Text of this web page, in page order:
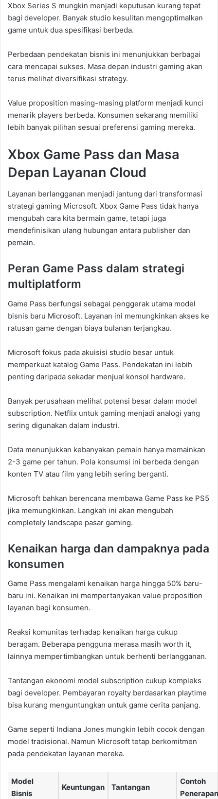
Xbox Series S mungkin menjadi keputusan kurang tepat
bagi developer. Banyak studio kesulitan mengoptimalkan
game untuk dua spesifikasi berbeda.
Perbedaan pendekatan bisnis ini menunjukkan berbagai
cara mencapai sukses. Masa depan industri gaming akan
terus melihat diversifikasi strategy.
Value proposition masing-masing platform menjadi kunci
menarik players berbeda. Konsumen sekarang memiliki
lebih banyak pilihan sesuai preferensi gaming mereka.
Xbox Game Pass dan Masa
Depan Layanan Cloud
Layanan berlangganan menjadi jantung dari transformasi
strategi gaming Microsoft. Xbox Game Pass tidak hanya
mengubah cara kita bermain game, tetapi juga
mendefinisikan ulang hubungan antara publisher dan
pemain.
Peran Game Pass dalam strategi
multiplatform
Game Pass berfungsi sebagai penggerak utama model
bisnis baru Microsoft. Layanan ini memungkinkan akses ke
ratusan game dengan biaya bulanan terjangkau.
Microsoft fokus pada akuisisi studio besar untuk
memperkuat katalog Game Pass. Pendekatan ini lebih
penting daripada sekadar menjual konsol hardware.
Banyak perusahaan melihat potensi besar dalam model
subscription. Netflix untuk gaming menjadi analogi yang
sering digunakan dalam industri.
Data menunjukkan kebanyakan pemain hanya memainkan
2-3 game per tahun. Pola konsumsi ini berbeda dengan
konten TV atau film yang lebih sering berganti.
Microsoft bahkan berencana membawa Game Pass ke PS5
jika memungkinkan. Langkah ini akan mengubah
completely landscape pasar gaming.
Kenaikan harga dan dampaknya pada
konsumen
Game Pass mengalami kenaikan harga hingga 50% baru-
baru ini. Kenaikan ini mempertanyakan value proposition
layanan bagi konsumen.
Reaksi komunitas terhadap kenaikan harga cukup
beragam. Beberapa pengguna merasa masih worth it,
lainnya mempertimbangkan untuk berhenti berlangganan.
Tantangan ekonomi model subscription cukup kompleks
bagi developer. Pembayaran royalty berdasarkan playtime
bisa kurang menguntungkan untuk game cerita panjang.
Game seperti Indiana Jones mungkin lebih cocok dengan
model tradisional. Namun Microsoft tetap berkomitmen
pada pendekatan layanan mereka.
Model
Bisnis
Keuntungan Tantangan
Contoh
Penerapan